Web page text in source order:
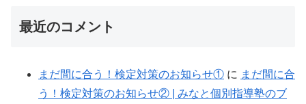
最近のコメント
まだ間に合う！検定対策のお知らせ① に まだ間に合
う！検定対策のお知らせ② | みなと個別指導塾のブ